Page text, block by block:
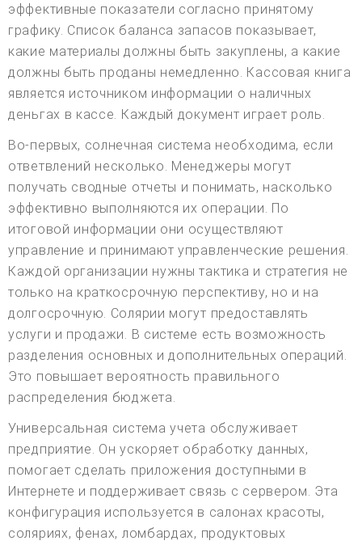
эффективные показатели согласно принятому
графику. Список баланса запасов показывает,
какие материалы должны быть закуплены, а какие
должны быть проданы немедленно. Кассовая книга
является источником информации о наличных
деньгах в кассе. Каждый документ играет роль.
Во-первых, солнечная система необходима, если
ответвлений несколько. Менеджеры могут
получать сводные отчеты и понимать, насколько
эффективно выполняются их операции. По
итоговой информации они осуществляют
управление и принимают управленческие решения.
Каждой организации нужны тактика и стратегия не
только на краткосрочную перспективу, но и на
долгосрочную. Солярии могут предоставлять
услуги и продажи. В системе есть возможность
разделения основных и дополнительных операций.
Это повышает вероятность правильного
распределения бюджета.
Универсальная система учета обслуживает
предприятие. Он ускоряет обработку данных,
помогает сделать приложения доступными в
Интернете и поддерживает связь с сервером. Эта
конфигурация используется в салонах красоты,
соляриях, фенах, ломбардах, продуктовых